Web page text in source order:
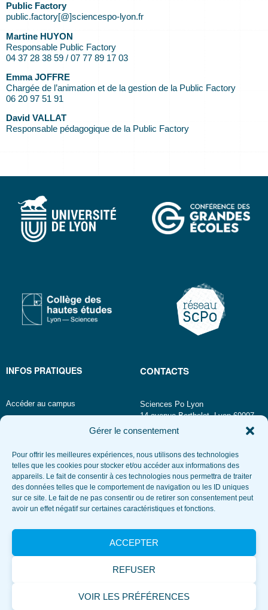
Gérer le consentement
Pour offrir les meilleures expériences, nous utilisons des technologies
telles que les cookies pour stocker et/ou accéder aux informations des
appareils. Le fait de consentir à ces technologies nous permettra de traiter
des données telles que le comportement de navigation ou les ID uniques
sur ce site. Le fait de ne pas consentir ou de retirer son consentement peut
avoir un effet négatif sur certaines caractéristiques et fonctions.
ACCEPTER
REFUSER
VOIR LES PRÉFÉRENCES
Public Factory
public.factory[@]sciencespo-lyon.fr
Martine HUYON
Responsable Public Factory
04 37 28 38 59 / 07 77 89 17 03
Emma JOFFRE
Chargée de l’animation et de la gestion de la Public Factory
06 20 97 51 91
David VALLAT
Responsable pédagogique de la Public Factory
INFOS PRATIQUES
Accéder au campus
CONTACTS
Sciences Po Lyon
14 avenue Berthelot, Lyon 69007
Annuaire
Téléphone
TRAVAILLEZ AVEC NOUS
Consultez nos marchés publics
Louez une salle
RESTEZ CONNECTÉS
Espace presse et communication
Actualités
Événements